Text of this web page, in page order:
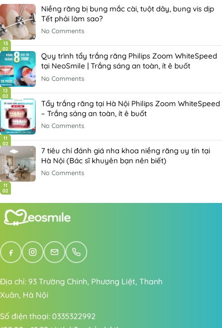
13
02
Niềng răng bị bung mắc cài, tuột dây, bung vis dịp
Tết phải làm sao?
No Comments
12
02
Quy trình tẩy trắng răng Philips Zoom WhiteSpeed
tại NeoSmile | Trắng sáng an toàn, ít ê buốt
No Comments
11
02
Tẩy trắng răng tại Hà Nội Philips Zoom WhiteSpeed
– Trắng sáng an toàn, ít ê buốt
No Comments
11
02
7 tiêu chí đánh giá nha khoa niềng răng uy tín tại
Hà Nội (Bác sĩ khuyên bạn nên biết)
No Comments
Địa chỉ: 93 Trường Chinh, Phương Liệt, Thanh
Xuân, Hà Nội
Số điện thoại: 0335322992